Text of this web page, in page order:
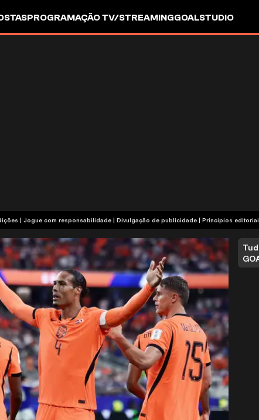
PROGRAMAÇÃO TV/STREAMINGGOALSTUDIO
termos e condições | Jogue com responsabilidade | Divulgação de publicidade | Princípios